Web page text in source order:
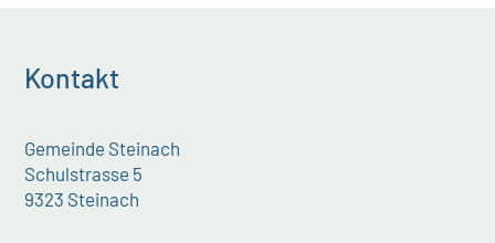
Kontakt
Gemeinde Steinach
Schulstrasse 5
9323 Steinach